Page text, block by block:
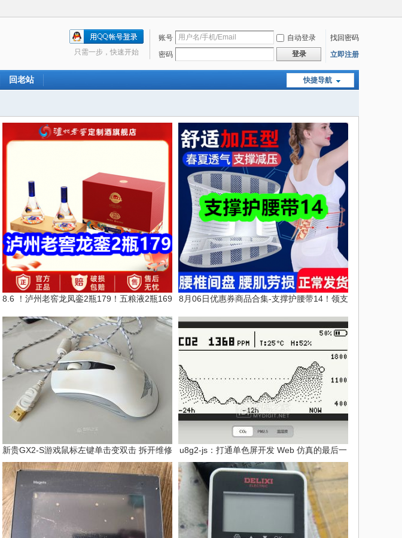
账号 自动登录
找回密码
密码
登录 立即注册
只需一步，快速开始
快捷导航
回老站
8.6 ！泸州老窖龙凤銮2瓶179！五粮液2瓶169 8月06日优惠券商品合集-支撑护腰带14！领支
新贵GX2-S游戏鼠标左键单击变双击 拆开维修 u8g2-js：打通单色屏开发 Web 仿真的最后一